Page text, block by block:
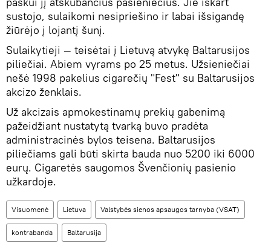
sustojo, sulaikomi nesipriešino ir labai išsigandę
žiūrėjo į lojantį šunį.
Sulaikytieji — teisėtai į Lietuvą atvykę Baltarusijos
piliečiai. Abiem vyrams po 25 metus. Užsieniečiai
nešė 1998 pakelius cigarečių "Fest" su Baltarusijos
akcizo ženklais.
Už akcizais apmokestinamų prekių gabenimą
pažeidžiant nustatytą tvarką buvo pradėta
administracinės bylos teisena. Baltarusijos
piliečiams gali būti skirta bauda nuo 5200 iki 6000
eurų. Cigaretės saugomos Švenčionių pasienio
užkardoje.
Visuomenė Lietuva Valstybės sienos apsaugos tarnyba (VSAT)
kontrabanda Baltarusija